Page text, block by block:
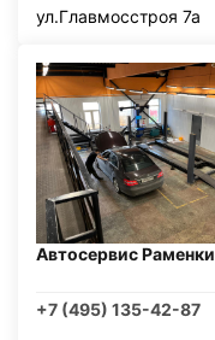
ул.Главмосстроя 7а
Автосервис Раменки
+7 (495) 135-42-87